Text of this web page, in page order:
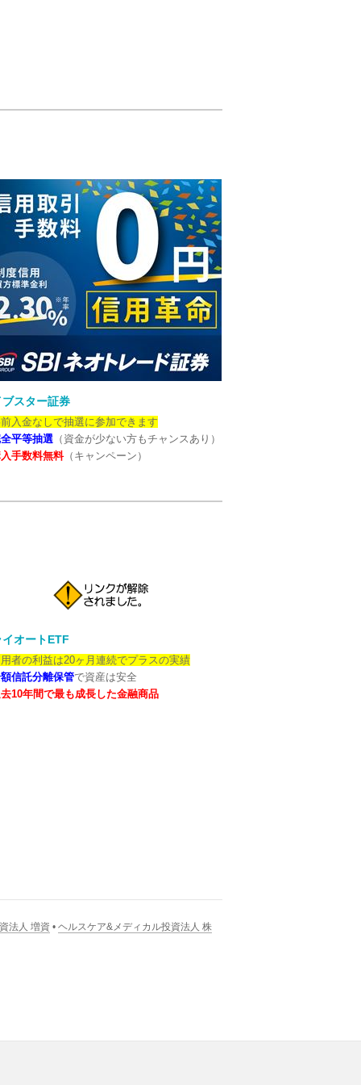
スター証券
入金なしで抽選に参加できます
平等抽選（資金が少ない方もチャンスあり）
手数料無料（キャンペーン）
オートETF
者の利益は20ヶ月連続でプラスの実績
信託分離保管で資産は安全
10年間で最も成長した金融商品
法人 増資 • ヘルスケア&メディカル投資法人 株